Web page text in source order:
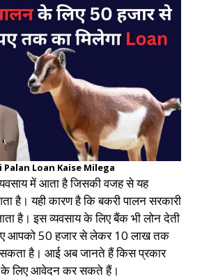
Palan Loan Kaise Milega
में आता है जिसकी वजह से यह
है। यही कारण है कि बकरी पालन सरकारी
है। इस व्यवसाय के लिए बैंक भी लोन देती
आपको 50 हजार से लेकर 10 लाख तक
है। आई अब जानते हैं किस प्रकार
के लिए आवेदन कर सकते हैं।